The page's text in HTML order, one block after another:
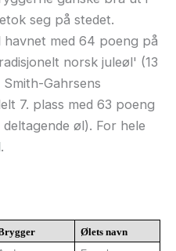
seg på stedet.
med 64 poeng på
norsk juleøl' (13
Gahrsens
7. plass med 63 poeng
øl). For hele
.
Ølets navn